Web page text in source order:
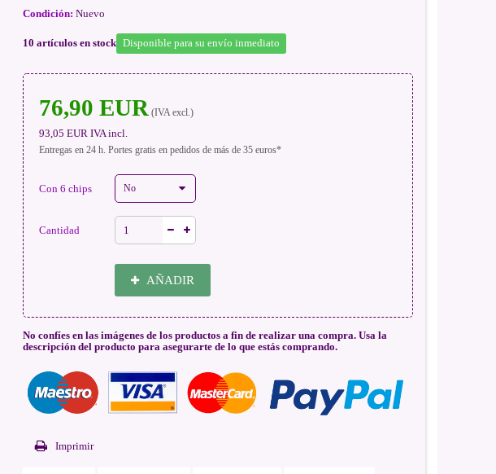
Condición: Nuevo
10 artículos en stock Disponible para su envío inmediato
76,90 EUR(IVA excl.)
93,05 EUR IVA incl.
Entregas en 24 h. Portes gratis en pedidos de más de 35 euros*
Con 6 chips No
Cantidad
AÑADIR
No confíes en las imágenes de los productos a fin de realizar una compra. Usa la
descripción del producto para asegurarte de lo que estás comprando.
Imprimir